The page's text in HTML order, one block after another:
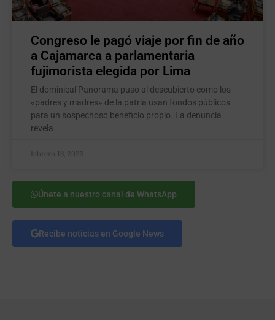
Congreso le pagó viaje por fin de año
a Cajamarca a parlamentaria
fujimorista elegida por Lima
El dominical Panorama puso al descubierto como los
«padres y madres» de la patria usan fondos públicos
para un sospechoso beneficio propio. La denuncia
revela
febrero 13, 2023
Únete a nuestro canal de WhatsApp
Recibe noticias en Google News